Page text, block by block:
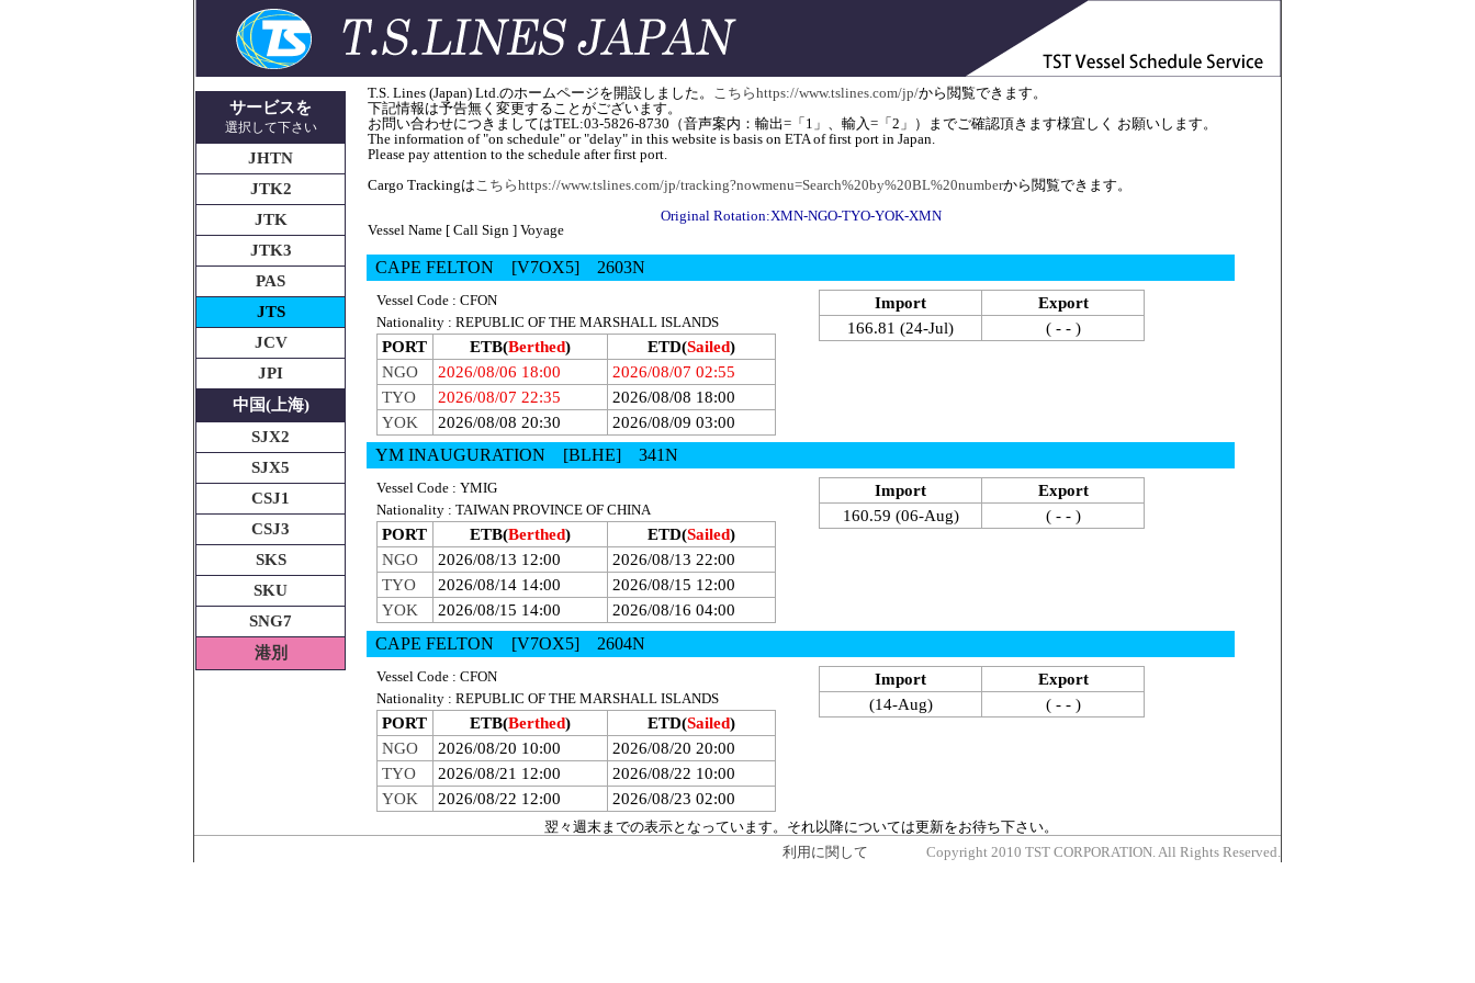
サービスを
選択して下さい
JHTN
JTK2
JTK
JTK3
PAS
JTS
JCV
JPI
中国(上海)
SJX2
SJX5
CSJ1
CSJ3
SKS
SKU
SNG7
港別
T.S. Lines (Japan) Ltd.のホームページを開設しました。 こちらhttps://www.tslines.com/jp/から閲覧できます。
下記情報は予告無く変更することがございます。
お問い合わせにつきましてはTEL:03-5826-8730（音声案内：輸出=「1」、輸入=「2」）までご確認頂きます様宜しく お願いします。
The information of "on schedule" or "delay" in this website is basis on ETA of first port in Japan.
Please pay attention to the schedule after first port.
Cargo Trackingはこちらhttps://www.tslines.com/jp/tracking?nowmenu=Search%20by%20BL%20numberから閲覧できます。
Original Rotation:XMN-NGO-TYO-YOK-XMN
Vessel Name [ Call Sign ] Voyage
CAPE FELTON [V7OX5] 2603N
Vessel Code : CFON
Nationality : REPUBLIC OF THE MARSHALL ISLANDS
PORT ETB(Berthed) ETD(Sailed)
NGO
2026/08/06 18:00
2026/08/07 02:55
TYO
2026/08/07 22:35
2026/08/08 18:00
YOK
2026/08/08 20:30 2026/08/09 03:00
Import
Export
166.81 (24-Jul)
( - - )
YM INAUGURATION [BLHE] 341N
Vessel Code : YMIG
Nationality : TAIWAN PROVINCE OF CHINA
PORT ETB(Berthed) ETD(Sailed)
NGO
2026/08/13 12:00
2026/08/13 22:00
TYO
2026/08/14 14:00
2026/08/15 12:00
YOK
2026/08/15 14:00 2026/08/16 04:00
Import
Export
160.59 (06-Aug)
( - - )
CAPE FELTON [V7OX5] 2604N
Vessel Code : CFON
Nationality : REPUBLIC OF THE MARSHALL ISLANDS
PORT ETB(Berthed) ETD(Sailed)
NGO
2026/08/20 10:00
2026/08/20 20:00
TYO
2026/08/21 12:00
2026/08/22 10:00
YOK
2026/08/22 12:00 2026/08/23 02:00
Import
Export
(14-Aug)
( - - )
翌々週末までの表示となっています。それ以降については更新をお待ち下さい。
利用に関して
Copyright 2010 TST CORPORATION. All Rights Reserved.